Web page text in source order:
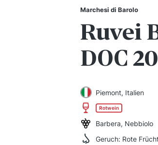
Marchesi di Barolo
Ruvei
DOC
Piemont, Italien
Rotwein
Barbera, Nebbiolo
Geruch: Rote